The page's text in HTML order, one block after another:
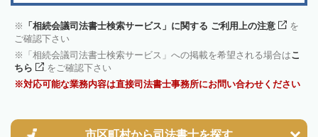
「相続会議司法書士検索サービス」に関する ご利用上の注意
を
ご確認下さい
「相続会議司法書士検索サービス」への掲載を希望される場合はこ
ちら
をご確認下さい
対応可能な業務内容は直接司法書士事務所にお問い合わせください
市区町村から司法書士を探す